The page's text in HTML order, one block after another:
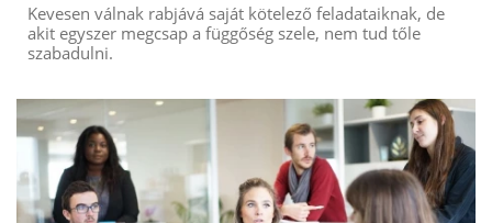
Kevesen válnak rabjává saját kötelező feladataiknak, de
akit egyszer megcsap a függőség szele, nem tud tőle
szabadulni.